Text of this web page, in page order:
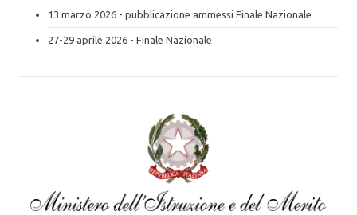
13 marzo 2026 - pubblicazione ammessi Finale Nazionale
27-29 aprile 2026 - Finale Nazionale